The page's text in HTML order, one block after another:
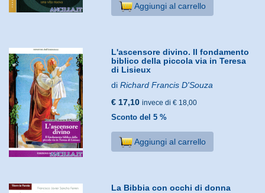
Aggiungi al carrello
L'ascensore divino. Il fondamento
biblico della piccola via in Teresa
di Lisieux
diRichard Francis D'Souza
€ 17,10 invece di € 18,00
Sconto del 5 %
Aggiungi al carrello
La Bibbia con occhi di donna